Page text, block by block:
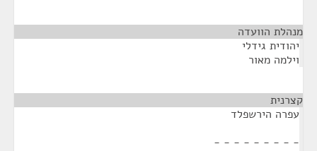
מנהלת הוועדה
יהודית גידלי
וילמה מאור
קצרנית
עפרה הירשפלד
- - - - - - - - -